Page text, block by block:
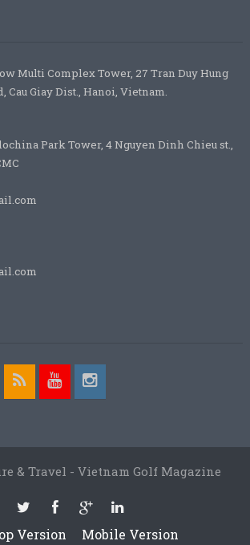
Multi Complex Tower, 27 Tran Duy Hung
Cau Giay Dist., Hanoi, Vietnam.
Park Tower, 4 Nguyen Dinh Chieu st.,
& Travel - Vietnam Golf Magazine
Version Mobile Version